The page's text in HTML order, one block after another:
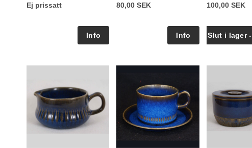
Ej prissatt 80,00 SEK 100,00 SEK